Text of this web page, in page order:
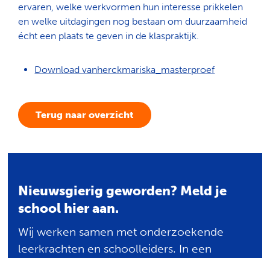
ervaren, welke werkvormen hun interesse prikkelen
en welke uitdagingen nog bestaan om duurzaamheid
écht een plaats te geven in de klaspraktijk.
Download vanherckmariska_masterproef
Terug naar overzicht
Nieuwsgierig geworden? Meld je
school hier aan.
Wij werken samen met onderzoekende
leerkrachten en schoolleiders. In een